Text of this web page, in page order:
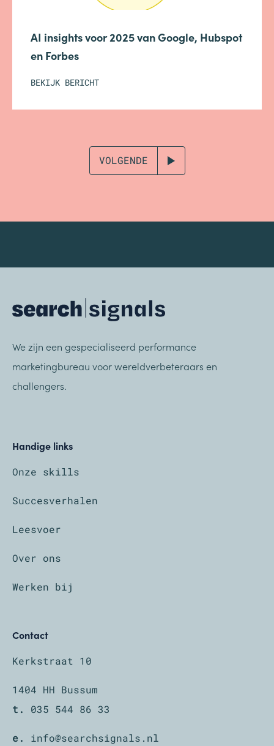
AI insights voor 2025 van Google, Hubspot
en Forbes
BEKIJK BERICHT
VOLGENDE
We zijn een gespecialiseerd performance
marketingbureau voor wereldverbeteraars en
challengers.
Handige links
Onze skills
Succesverhalen
Leesvoer
Over ons
Werken bij
Contact
Kerkstraat 10
1404 HH Bussum
t.
035 544 86 33
e. info@searchsignals.nl